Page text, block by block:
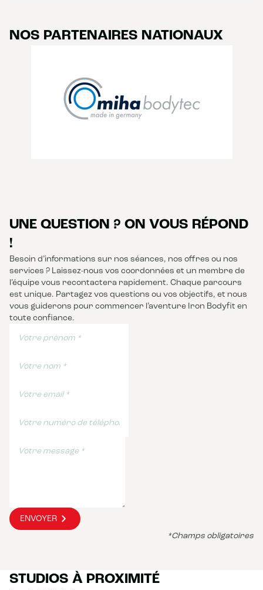
NOS PARTENAIRES NATIONAUX
UNE QUESTION ? ON VOUS RÉPOND
!
Besoin d’informations sur nos séances, nos offres ou nos
services ? Laissez-nous vos coordonnées et un membre de
l’équipe vous recontactera rapidement. Chaque parcours
est unique. Partagez vos questions ou vos objectifs, et nous
vous guiderons pour commencer l’aventure Iron Bodyfit en
toute confiance.
ENVOYER
*Champs obligatoires
STUDIOS À PROXIMITÉ